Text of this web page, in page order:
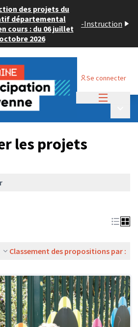
des projets du
départemental
cours : du 06 juillet
2026
-Instruction
Se connecter
2024
déposés
les projets
Classement des propositions par :